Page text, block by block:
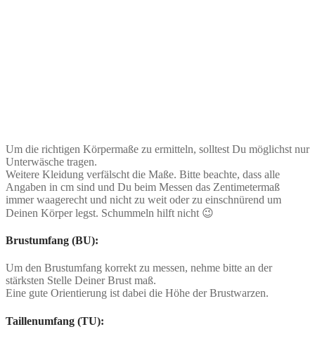
Um die richtigen Körpermaße zu ermitteln, solltest Du möglichst nur
Unterwäsche tragen.
Weitere Kleidung verfälscht die Maße. Bitte beachte, dass alle
Angaben in cm sind und Du beim Messen das Zentimetermaß
immer waagerecht und nicht zu weit oder zu einschnürend um
Deinen Körper legst. Schummeln hilft nicht 😉
Brustumfang (BU):
Um den Brustumfang korrekt zu messen, nehme bitte an der
stärksten Stelle Deiner Brust maß.
Eine gute Orientierung ist dabei die Höhe der Brustwarzen.
Taillenumfang (TU):